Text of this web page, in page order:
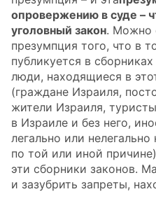
опровержению в суде –
уголовный закон. Можно
презумпция того, что в
публикуется в
люди, находящиеся в
(граждане Израиля,
жители Израиля,
в Израиле и без него,
легально или
по той или иной
эти сборники законов.
и зазубрить запреты,